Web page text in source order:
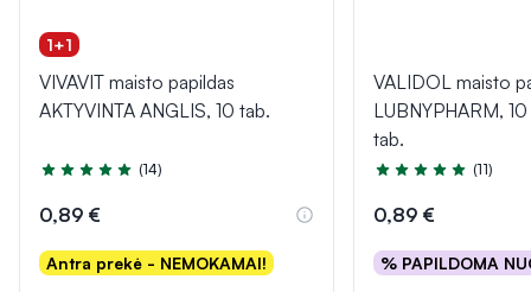
1+1
VIVAVIT maisto papildas
AKTYVINTA ANGLIS, 10 tab.
Įvertinimas 5.0 iš 5
(14)
0,89 €
Antra prekė - NEMOKAMAI!
VALIDOL maisto
LUBNYPHARM,
tab.
Įvertinimas 5.0 iš 5
(11)
0,89 €
% PAPILDOMA